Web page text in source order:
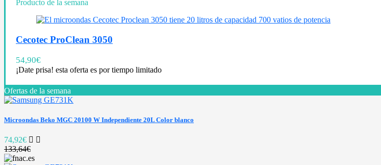
Producto de la semana
Cecotec ProClean 3050
54,90€
¡Date prisa! esta oferta es por tiempo limitado
Ofertas de la semana
Microondas Beko MGC 20100 W Independiente 20L Color blanco
74,92€
133,64€